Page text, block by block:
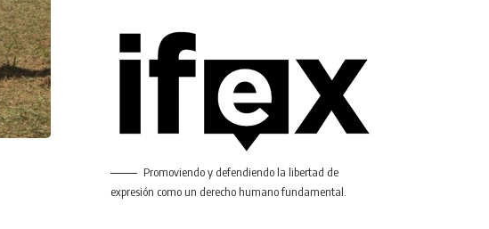
Promoviendo y defendiendo la libertad de
expresión como un derecho humano fundamental.